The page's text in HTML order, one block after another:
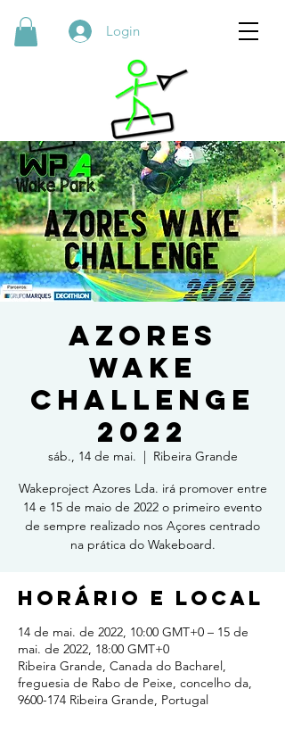
Login
Azores
Wake
Challenge
2022
sáb., 14 de mai.
Ribeira Grande
Wakeproject Azores Lda. irá promover entre
14 e 15 de maio de 2022 o primeiro evento
de sempre realizado nos Açores centrado
na prática do Wakeboard.
Horário e local
14 de mai. de 2022, 10:00 GMT+0 – 15 de
mai. de 2022, 18:00 GMT+0
Ribeira Grande, Canada do Bacharel,
freguesia de Rabo de Peixe, concelho da,
9600-174 Ribeira Grande, Portugal